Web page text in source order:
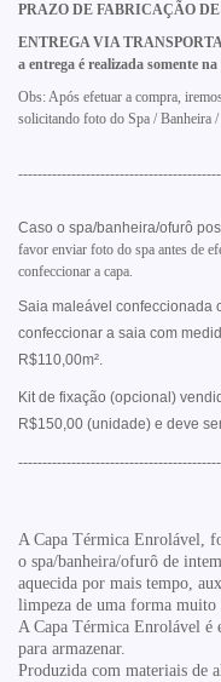
PRAZO DE FABRICAÇÃO
ENTREGA VIA
a entrega é realizada somente
Obs: Após efetuar a compra,
solicitando foto do Spa / Banheira
Caso o spa/banheira/ofurô
favor enviar foto do spa antes de
confeccionar a capa.
Saia maleável confeccionada
confeccionar a saia com
R$110,00m².
Kit de fixação (opcional)
R$150,00 (unidade) e deve
A Capa Térmica Enrolável,
o spa/banheira/ofurô de
aquecida por mais tempo,
limpeza de uma forma muito
A Capa Térmica Enrolável é
para armazenar.
Produzida com materiais de